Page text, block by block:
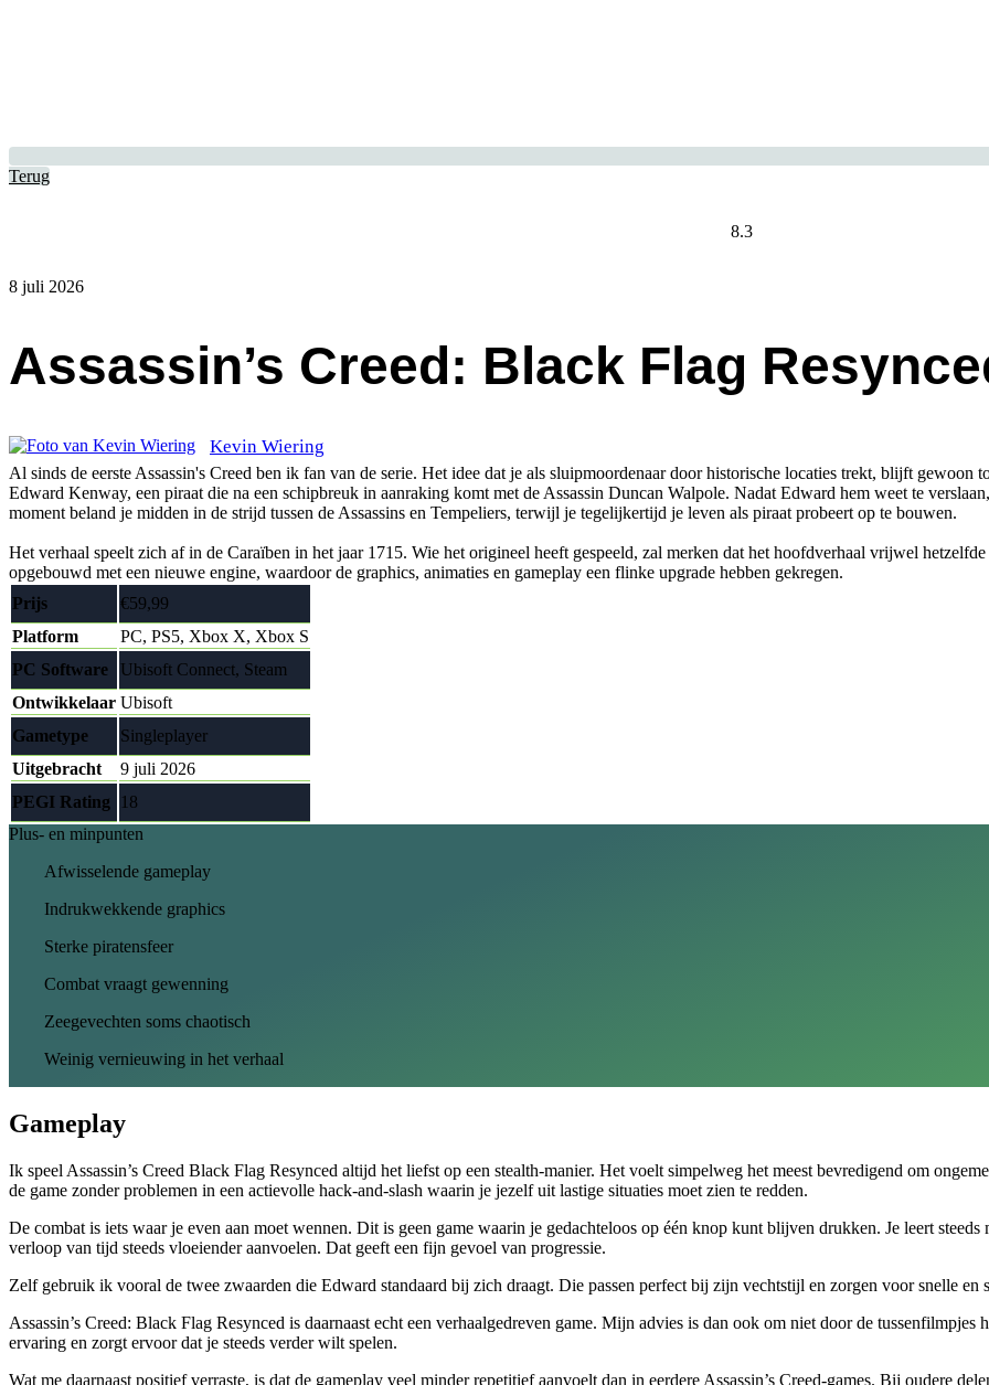
Terug
8.3
8 juli 2026
Assassin’s Creed: Black Flag
Kevin Wiering
Al sinds de eerste Assassin's Creed ben ik fan van de serie. Het idee dat je als sluipmoordenaar door historische locaties trekt, blijft
Edward Kenway, een piraat die na een schipbreuk in aanraking komt met de Assassin Duncan Walpole. Nadat Edward hem weet te
moment beland je midden in de strijd tussen de Assassins en Tempeliers, terwijl je tegelijkertijd je leven als piraat probeert op te bouwen.
Het verhaal speelt zich af in de Caraïben in het jaar 1715. Wie het origineel heeft gespeeld, zal merken dat het hoofdverhaal vrijwel
opgebouwd met een nieuwe engine, waardoor de graphics, animaties en gameplay een flinke upgrade hebben gekregen.
Prijs
€59,99
Platform
PC, PS5, Xbox X, Xbox S
PC Software
Ubisoft Connect, Steam
Ontwikkelaar Ubisoft
Gametype
Singleplayer
Uitgebracht
9 juli 2026
PEGI Rating
18
Plus- en minpunten
Afwisselende gameplay
Indrukwekkende graphics
Sterke piratensfeer
Combat vraagt gewenning
Zeegevechten soms chaotisch
Weinig vernieuwing in het verhaal
Gameplay
Ik speel Assassin’s Creed Black Flag Resynced altijd het liefst op een stealth-manier. Het voelt simpelweg het meest bevredigend om
de game zonder problemen in een actievolle hack-and-slash waarin je jezelf uit lastige situaties moet zien te redden.
De combat is iets waar je even aan moet wennen. Dit is geen game waarin je gedachteloos op één knop kunt blijven drukken. Je leert
verloop van tijd steeds vloeiender aanvoelen. Dat geeft een fijn gevoel van progressie.
Zelf gebruik ik vooral de twee zwaarden die Edward standaard bij zich draagt. Die passen perfect bij zijn vechtstijl en zorgen voor snelle en
Assassin’s Creed: Black Flag Resynced is daarnaast echt een verhaalgedreven game. Mijn advies is dan ook om niet door de
ervaring en zorgt ervoor dat je steeds verder wilt spelen.
Wat me daarnaast positief verraste, is dat de gameplay veel minder repetitief aanvoelt dan in eerdere Assassin’s Creed-games. Bij oudere